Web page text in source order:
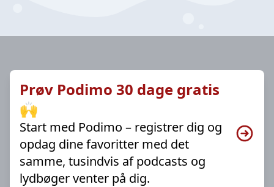
Prøv Podimo 30 dage gratis
🙌
Start med Podimo – registrer dig og
opdag dine favoritter med det
samme, tusindvis af podcasts og
lydbøger venter på dig.